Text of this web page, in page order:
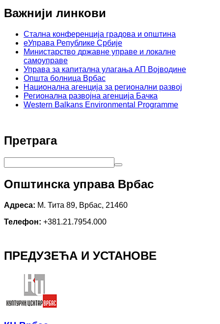
Важнији линкови
Стална конференција градова и општина
еУправа Републике Србије
Министарство државне управе и локалне
самоуправе
Управа за капитална улагања АП Војводине
Општа болница Врбас
Национална агенција за регионални развој
Регионална развојна агенција Бачка
Western Balkans Environmental Programme
Претрага
Општинска управа Врбас
Адреса: М. Тита 89, Врбас, 21460
Телефон: +381.21.7954.000
ПРЕДУЗЕЋА И УСТАНОВЕ